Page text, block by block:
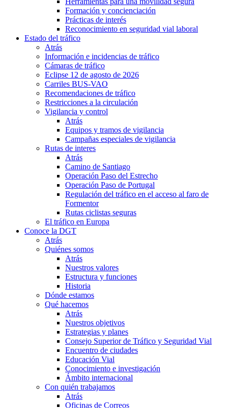
Formación y concienciación
Prácticas de interés
Reconocimiento en seguridad vial laboral
Estado del tráfico
Atrás
Información e incidencias de tráfico
Cámaras de tráfico
Eclipse 12 de agosto de 2026
Carriles BUS-VAO
Recomendaciones de tráfico
Restricciones a la circulación
Vigilancia y control
Atrás
Equipos y tramos de vigilancia
Campañas especiales de vigilancia
Rutas de interes
Atrás
Camino de Santiago
Operación Paso del Estrecho
Operación Paso de Portugal
Regulación del tráfico en el acceso al faro de
Formentor
Rutas ciclistas seguras
El tráfico en Europa
Conoce la DGT
Atrás
Quiénes somos
Atrás
Nuestros valores
Estructura y funciones
Historia
Dónde estamos
Qué hacemos
Atrás
Nuestros objetivos
Estrategias y planes
Consejo Superior de Tráfico y Seguridad Vial
Encuentro de ciudades
Educación Vial
Conocimiento e investigación
Ámbito internacional
Con quién trabajamos
Atrás
Oficinas de Correos